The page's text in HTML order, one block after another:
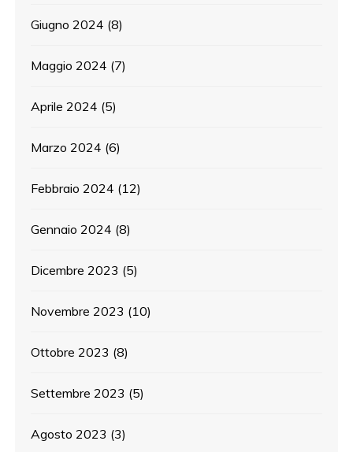
Giugno 2024 (8)
Maggio 2024 (7)
Aprile 2024 (5)
Marzo 2024 (6)
Febbraio 2024 (12)
Gennaio 2024 (8)
Dicembre 2023 (5)
Novembre 2023 (10)
Ottobre 2023 (8)
Settembre 2023 (5)
Agosto 2023 (3)